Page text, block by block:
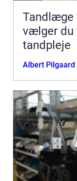
Tandlæge
vælger du
tandpleje
Albert Pilgaard